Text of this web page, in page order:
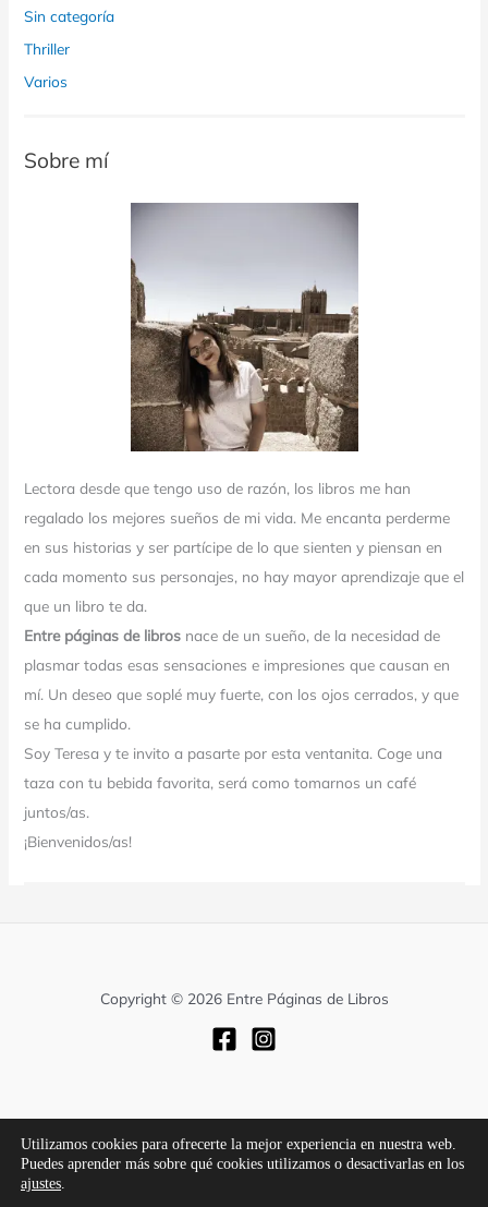
Sin categoría
Thriller
Varios
Sobre mí
Lectora desde que tengo uso de razón, los libros me han
regalado los mejores sueños de mi vida. Me encanta perderme
en sus historias y ser partícipe de lo que sienten y piensan en
cada momento sus personajes, no hay mayor aprendizaje que el
que un libro te da.
Entre páginas de libros nace de un sueño, de la necesidad de
plasmar todas esas sensaciones e impresiones que causan en
mí. Un deseo que soplé muy fuerte, con los ojos cerrados, y que
se ha cumplido.
Soy Teresa y te invito a pasarte por esta ventanita. Coge una
taza con tu bebida favorita, será como tomarnos un café
juntos/as.
¡Bienvenidos/as!
Copyright © 2026 Entre Páginas de Libros
Política de privacidad
Utilizamos cookies para ofrecerte la mejor experiencia en nuestra web.
Puedes aprender más sobre qué cookies utilizamos o desactivarlas en los
ajustes.